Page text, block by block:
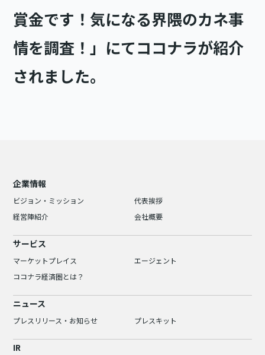
賞金です！気になる界隈のカネ事
情を調査！」にてココナラが紹介
されました。
企業情報
ビジョン・ミッション
代表挨拶
経営陣紹介
会社概要
サービス
マーケットプレイス
エージェント
ココナラ経済圏とは？
ニュース
プレスリリース・お知らせ プレスキット
IR